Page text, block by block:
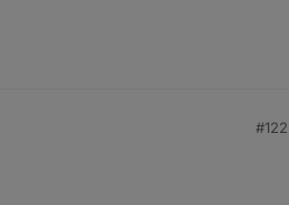
#122